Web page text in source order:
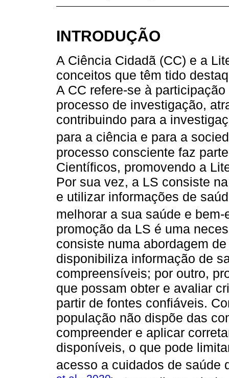
INTRODUÇÃO
A Ciência Cidadã (CC) e a
conceitos que têm tido
A CC refere-se à
processo de investigação,
contribuindo para a
para a ciência e para a
processo consciente faz
Científicos, promovendo a
Por sua vez, a LS consiste
e utilizar informações de
melhorar a sua saúde e bem-
promoção da LS é uma
consiste numa abordagem
disponibiliza informação de
compreensíveis; por outro,
que possam obter e avaliar
partir de fontes confiáveis.
população não dispõe das
compreender e aplicar
disponíveis, o que pode
acesso a cuidados de saúde